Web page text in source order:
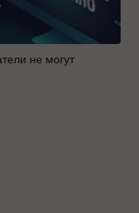
не могут